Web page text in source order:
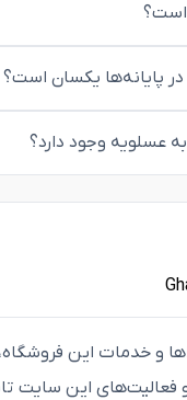
است؟
پایانه‌ها یکسان است؟
و خدمات اين
فعاليت‌های اين سايت